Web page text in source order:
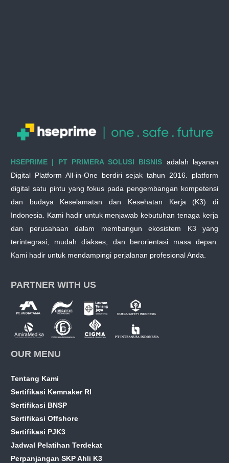
HSEPRIME | PT PRIMERA SOLUSI BISNIS adalah layanan
Digital Platform All-in-One berdiri sejak tahun 2016. platform
digital satu pintu yang fokus pada pengembangan kompetensi
dan budaya Keselamatan dan Kesehatan Kerja (K3) di
Indonesia. Kami hadir untuk menjawab kebutuhan tenaga kerja
dan perusahaan dalam membangun ekosistem K3 yang
terintegrasi, mudah diakses, dan berorientasi masa depan.
Kami hadir untuk mendampingi perjalanan profesional Anda.
PARTNER WITH US
OUR MENU
Tentang Kami
Sertifikasi Kemnaker RI
Sertifikasi BNSP
Sertifikasi Offshore
Sertifikasi PJK3
Jadwal Pelatihan Terdekat
Perpanjangan SKP Ahli K3